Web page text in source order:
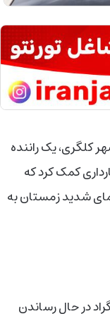
کلگری، یک راننده
کمک کرد که
شدید زمستان به
۲۳ درجه سانتی‌گراد در حال رساندن